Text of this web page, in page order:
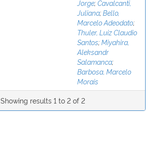
Jorge;Cavalcanti,
Juliana;Bello,
Marcelo Adeodato;
Thuler, Luiz Claudio
Santos;Miyahira,
Aleksandr
Salamanca;
Barbosa, Marcelo
Morais
Showing results 1 to 2 of 2